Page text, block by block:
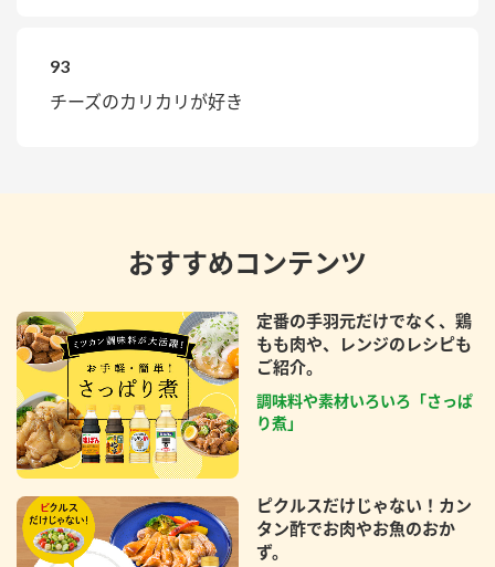
93
チーズのカリカリが好き
おすすめコンテンツ
定番の手羽元だけでなく、鶏
もも肉や、レンジのレシピも
ご紹介。
調味料や素材いろいろ「さっぱ
り煮」
ピクルスだけじゃない！カン
タン酢でお肉やお魚のおか
ず。